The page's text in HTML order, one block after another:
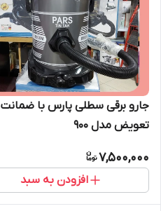
جارو برقی سطلی پارس با ضمانت
تعویض مدل ۹۰۰
7,500,000
افزودن به سبد